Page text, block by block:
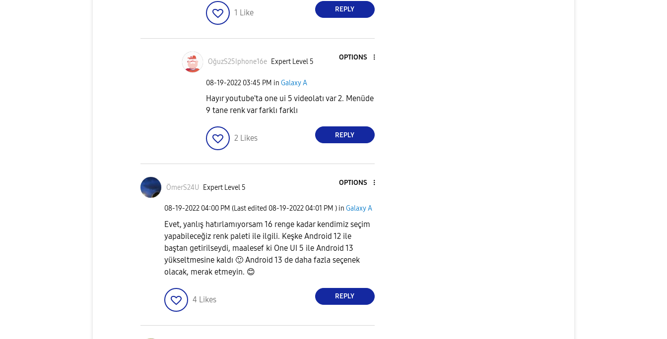
1 Like REPLY
OğuzS25Iphone16e Expert Level 5
OPTIONS
‎08-19-2022 03:45 PM in Galaxy A
Hayır youtube'ta one ui 5 videolatı var 2. Menüde
9 tane renk var farklı farklı
2 Likes REPLY
ÖmerS24U Expert Level 5
OPTIONS
‎08-19-2022 04:00 PM (Last edited ‎08-19-2022 04:01 PM ) in Galaxy A
Evet, yanlış hatırlamıyorsam 16 renge kadar kendimiz seçim
yapabileceğiz renk paleti ile ilgili. Keşke Android 12 ile
baştan getirilseydi, maalesef ki One UI 5 ile Android 13
yükseltmesine kaldı 🙂 Android 13 de daha fazla seçenek
olacak, merak etmeyin. 😊
4 Likes REPLY